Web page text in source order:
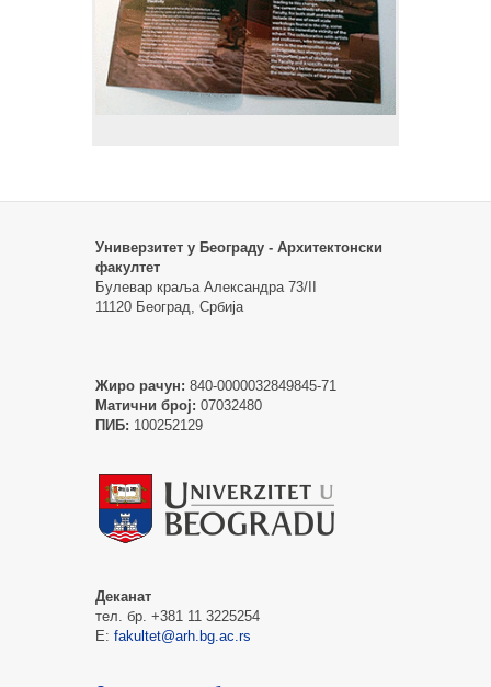
Универзитет у Београду - Архитектонски
факултет
Булевар краља Александра 73/II
11120 Београд, Србија
Жиро рачун: 840-0000032849845-71
Матични број: 07032480
ПИБ: 100252129
Деканат
тел. бр. +381 11 3225254
Е: fakultet@arh.bg.ac.rs